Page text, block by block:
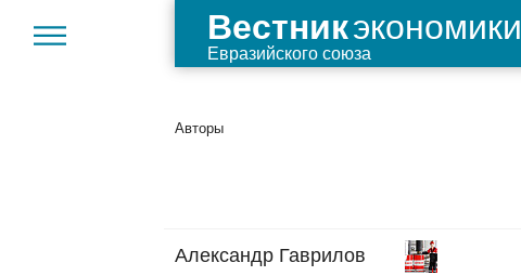
Вестникэкономики
Евразийского союза
Авторы
Александр Гаврилов